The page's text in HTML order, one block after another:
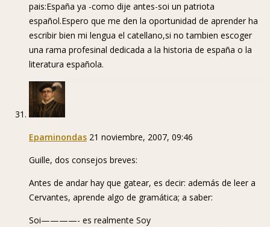
pais:España ya -como dije antes-soi un patriota
español.Espero que me den la oportunidad de aprender ha
escribir bien mi lengua el catellano,si no tambien escoger
una rama profesinal dedicada a la historia de españa o la
literatura española.
Epaminondas 21 noviembre, 2007, 09:46
Guille, dos consejos breves:
Antes de andar hay que gatear, es decir: además de leer a
Cervantes, aprende algo de gramática; a saber:
Soi————- es realmente Soy